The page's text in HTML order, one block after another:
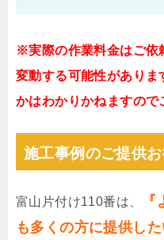
※実際の作業料金はご依
変動する可能性がありま
かはわかりかねますので
施工事例のご提供
富山片付け110番は、
も多くの方に提供した